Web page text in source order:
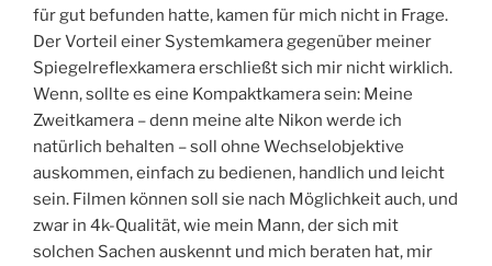
für gut befunden hatte, kamen für mich nicht in Frage.
Der Vorteil einer Systemkamera gegenüber meiner
Spiegelreflexkamera erschließt sich mir nicht wirklich.
Wenn, sollte es eine Kompaktkamera sein: Meine
Zweitkamera – denn meine alte Nikon werde ich
natürlich behalten – soll ohne Wechselobjektive
auskommen, einfach zu bedienen, handlich und leicht
sein. Filmen können soll sie nach Möglichkeit auch, und
zwar in 4k-Qualität, wie mein Mann, der sich mit
solchen Sachen auskennt und mich beraten hat, mir